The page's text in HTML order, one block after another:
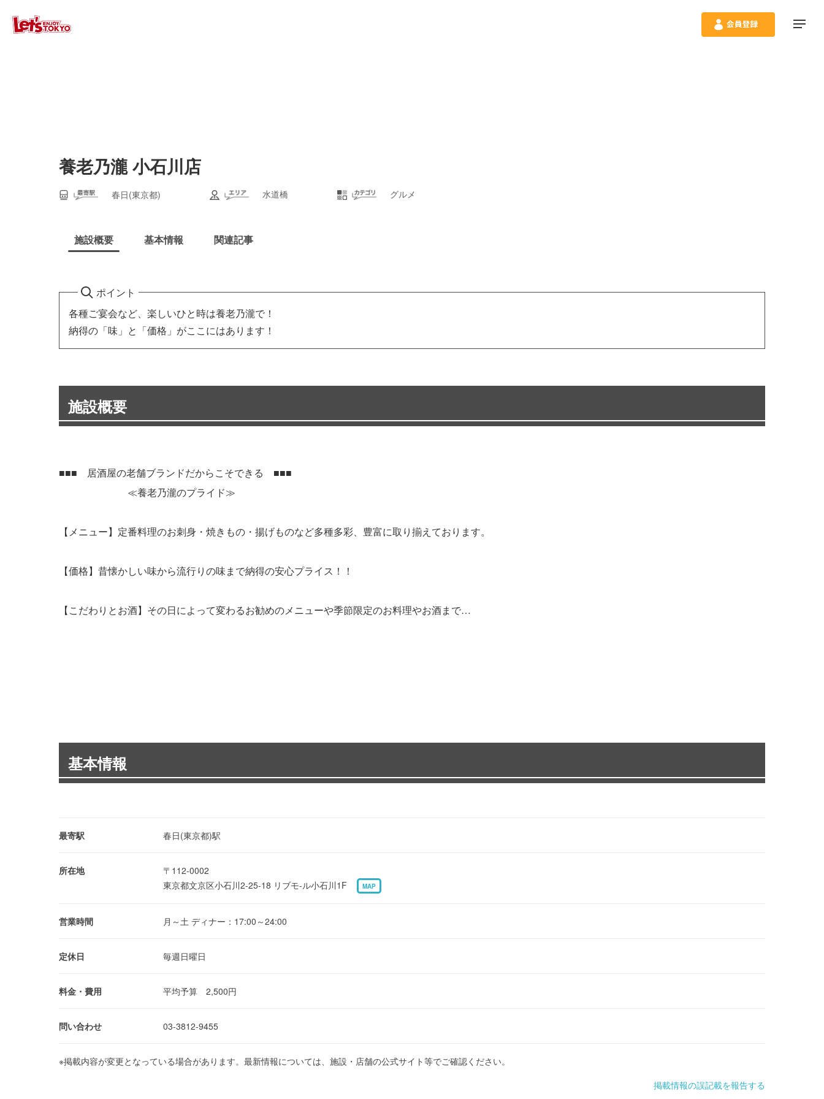
養老乃瀧 小石川店
春日(東京都) 水道橋 グルメ
施設概要 基本情報 関連記事
ポイント
各種ご宴会など、楽しいひと時は養老乃瀧で！
納得の「味」と「価格」がここにはあります！
施設概要
■■■ 居酒屋の老舗ブランドだからこそできる ■■■
≪養老乃瀧のプライド≫
【メニュー】定番料理のお刺身・焼きもの・揚げものなど多種多彩、豊富に取り揃えております。
【価格】昔懐かしい味から流行りの味まで納得の安心プライス！！
【こだわりとお酒】その日によって変わるお勧めのメニューや季節限定のお料理やお酒まで…
基本情報
最寄駅 春日(東京都)駅
所在地
〒112-0002
東京都文京区小石川2-25-18 リブモ-ル小石川1F
MAP
営業時間 月～土 ディナー：17:00～24:00
定休日 毎週日曜日
料金・費用 平均予算 2,500円
問い合わせ 03-3812-9455
※掲載内容が変更となっている場合があります。最新情報については、施設・店舗の公式サイト等でご確認ください。
掲載情報の誤記載を報告する